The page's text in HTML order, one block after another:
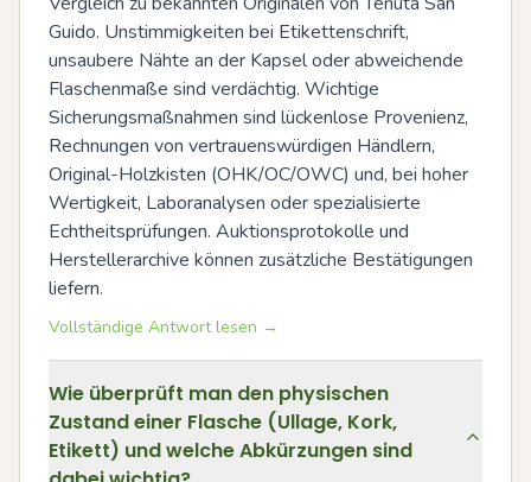
Guido. Unstimmigkeiten bei Etikettenschrift,
unsaubere Nähte an der Kapsel oder abweichende
Flaschenmaße sind verdächtig. Wichtige
Sicherungsmaßnahmen sind lückenlose Provenienz,
Rechnungen von vertrauenswürdigen Händlern,
Original-Holzkisten (OHK/OC/OWC) und, bei hoher
Wertigkeit, Laboranalysen oder spezialisierte
Echtheitsprüfungen. Auktionsprotokolle und
Herstellerarchive können zusätzliche Bestätigungen
liefern.
Vollständige Antwort lesen →
Wie überprüft man den physischen
Zustand einer Flasche (Ullage, Kork,
Etikett) und welche Abkürzungen sind